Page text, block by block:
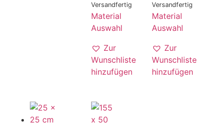
Versandfertig
Material
Auswahl
Zur
Wunschliste
hinzufügen
Versandfertig
Material
Auswahl
Zur
Wunschliste
hinzufügen